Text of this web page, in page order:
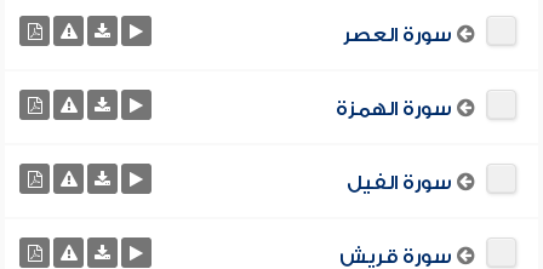
سورة العصر
سورة الهمزة
سورة الفيل
سورة قريش